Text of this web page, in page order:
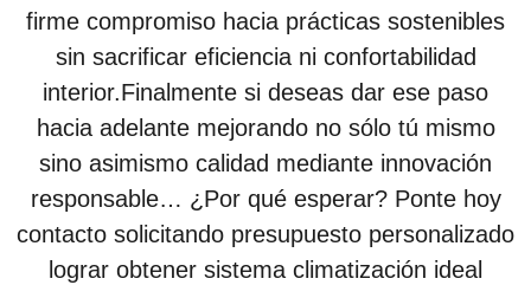
firme compromiso hacia prácticas sostenibles
sin sacrificar eficiencia ni confortabilidad
interior.Finalmente si deseas dar ese paso
hacia adelante mejorando no sólo tú mismo
sino asimismo calidad mediante innovación
responsable… ¿Por qué esperar? Ponte hoy
contacto solicitando presupuesto personalizado
lograr obtener sistema climatización ideal